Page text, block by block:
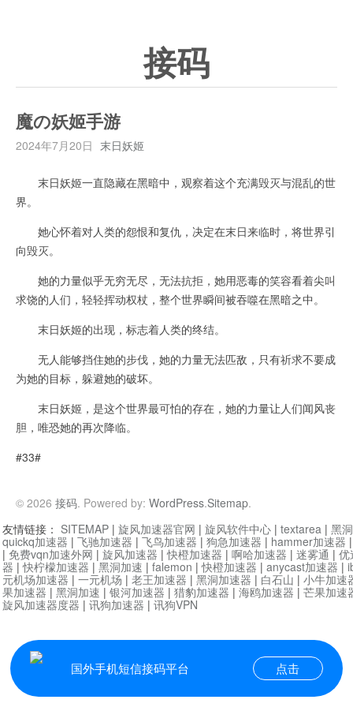
接码
魔の妖姬手游
2024年7月20日 末日妖姬
末日妖姬一直隐藏在黑暗中，观察着这个充满毁灭与混乱的世
界。
她心怀着对人类的怨恨和复仇，决定在末日来临时，将世界引
向毁灭。
她的力量似乎无穷无尽，无法抗拒，她用恶毒的笑容看着尖叫
求饶的人们，轻轻挥动权杖，整个世界瞬间被吞噬在黑暗之中。
末日妖姬的出现，标志着人类的终结。
无人能够挡住她的步伐，她的力量无法匹敌，只有祈求不要成
为她的目标，躲避她的破坏。
末日妖姬，是这个世界最可怕的存在，她的力量让人们闻风丧
胆，唯恐她的再次降临。
#33#
© 2026 接码. Powered by: WordPress.Sitemap.
国外手机短信接码平台 点击
友情链接： SITEMAP | 旋风加速器官网 | 旋风软件中心 | textarea | 黑
quickq加速器 | 飞驰加速器 | 飞鸟加速器 | 狗急加速器 | hammer加速器
| 免费vqn加速外网 | 旋风加速器 |快橙加速器 | 啊哈加速器 | 迷雾通 | 优
器 |快柠檬加速器 | 黑洞加速 | falemon |快橙加速器 | anycast加速器 |
元机场加速器 | 一元机场 | 老王加速器 | 黑洞加速器 | 白石山 | 小牛加速
果加速器 | 黑洞加速 | 银河加速器 | 猎豹加速器 | 海鸥加速器 | 芒果加速
旋风加速器度器 | 讯狗加速器 | 讯狗VPN